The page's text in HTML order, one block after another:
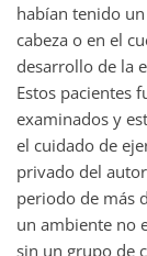
habían tenido
cabeza o en el
desarrollo de la
Estos pacientes
examinados y
el cuidado de
privado del
periodo de más
un ambiente no
sin un grupo de